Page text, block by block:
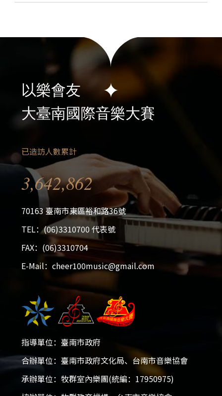
2026大台南國際音樂大賽
2025-12-05 - 2026-01-18
以樂會友
大臺南國際音樂大賽
已造訪人數累計
3,642,862
70163 臺南市東區裕和路36號
TEL：(06)3310700 代表號
FAX：(06)3310704
E-Mail：cheer100music@gmail.com
指導單位：臺南市政府
合辦單位：臺南市政府文化局、台南市音樂協會
承辦單位：牧群室內樂團(統編：17950975)